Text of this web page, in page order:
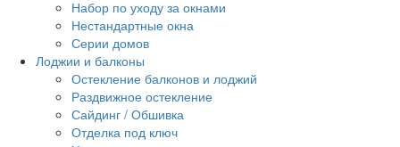
Набор по уходу за окнами
Нестандартные окна
Серии домов
Лоджии и балконы
Остекление балконов и лоджий
Раздвижное остекление
Сайдинг / Обшивка
Отделка под ключ